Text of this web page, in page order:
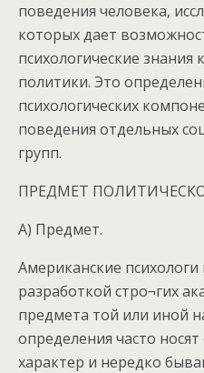
поведения человека,
которых дает
психологические
политики. Это
психологических
поведения отдельных
групп.
ПРЕДМЕТ
А) Предмет.
Американские психологи
разработкой стро¬гих
предмета той или иной
определения часто
характер и нередко